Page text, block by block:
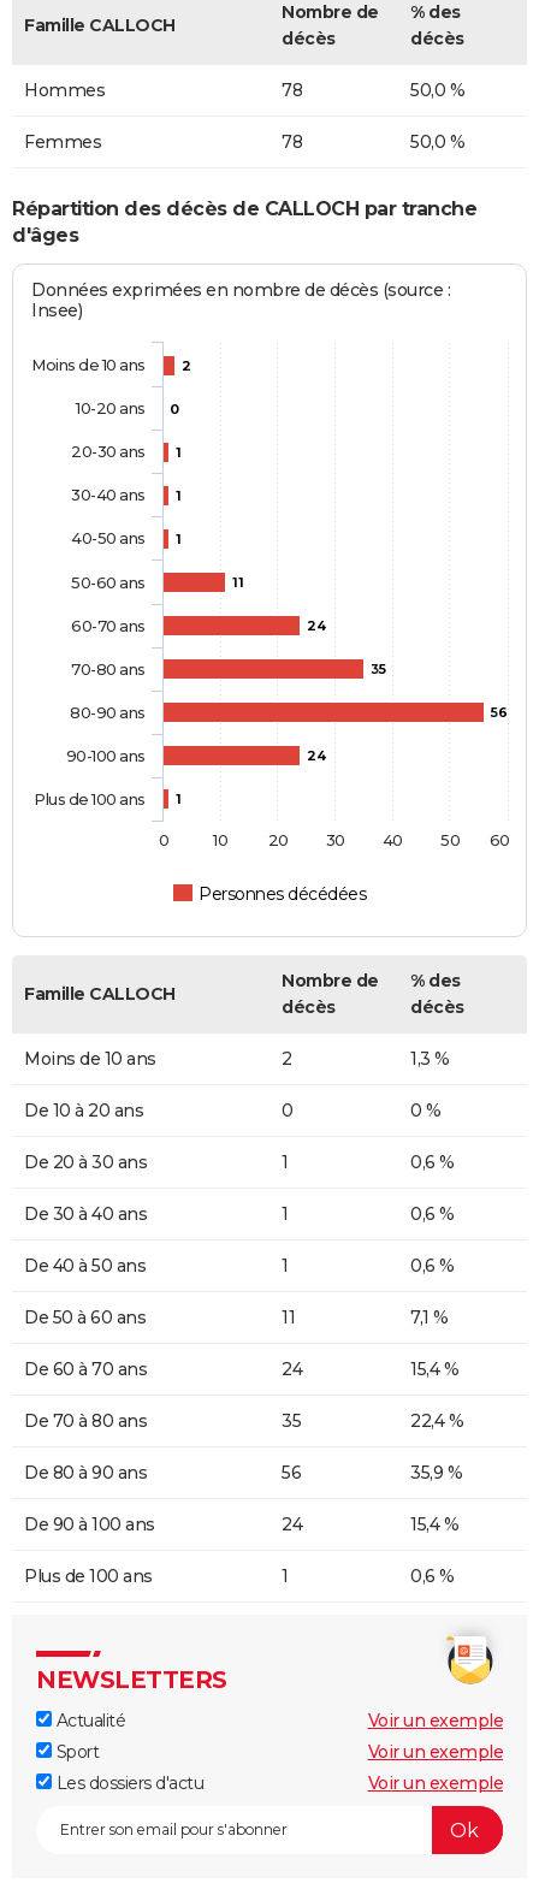
Famille CALLOCH
Nombre de
décès
% des
décès
Hommes 78 50,0 %
Femmes 78 50,0 %
Répartition des décès de CALLOCH par tranche
d'âges
Données exprimées en nombre de décès (source :
Insee)
2
0
1
1
1
11
24
35
56
24
1
Personnes décédées
Moins de 10 ans
10-20 ans
20-30 ans
30-40 ans
40-50 ans
50-60 ans
60-70 ans
70-80 ans
80-90 ans
90-100 ans
Plus de 100 ans
0 10 20 30 40 50 60
Famille CALLOCH
Nombre de
décès
% des
décès
Moins de 10 ans 2 1,3 %
De 10 à 20 ans 0 0 %
De 20 à 30 ans 1 0,6 %
De 30 à 40 ans 1 0,6 %
De 40 à 50 ans 1 0,6 %
De 50 à 60 ans 11 7,1 %
De 60 à 70 ans 24 15,4 %
De 70 à 80 ans 35 22,4 %
De 80 à 90 ans 56 35,9 %
De 90 à 100 ans 24 15,4 %
Plus de 100 ans 1 0,6 %
NEWSLETTERS
Actualité
Voir un exemple
Sport
Voir un exemple
Les dossiers d'actu
Voir un exemple